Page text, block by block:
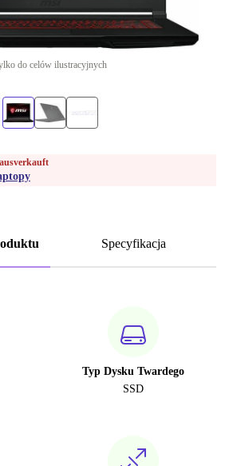
do celów ilustracyjnych
Specyfikacja
Typ Dysku Twardego
SSD